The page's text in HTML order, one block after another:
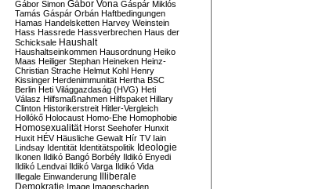
Gábor Simon Gábor Vona Gáspár Miklós
Tamás Gáspár Orbán Haftbedingungen
Hamas Handelsketten Harvey Weinstein
Hass Hassrede Hassverbrechen Haus der
Schicksale Haushalt
Haushaltseinkommen Hausordnung Heiko
Maas Heiliger Stephan Heineken Heinz-
Christian Strache Helmut Kohl Henry
Kissinger Herdenimmunität Hertha BSC
Berlin Heti Világgazdaság (HVG) Heti
Válasz Hilfsmaßnahmen Hilfspaket Hillary
Clinton Historikerstreit Hitler-Vergleich
Hollókő Holocaust Homo-Ehe Homophobie
Homosexualität Horst Seehofer Hunxit
Huxit HÉV Häusliche Gewalt Hír TV Iain
Lindsay Identität Identitätspolitik Ideologie
Ikonen Ildikó Bangó Borbély Ildikó Enyedi
Ildikó Lendvai Ildikó Varga Ildikó Vida
Illegale Einwanderung Illiberale
Demokratie Image Imageschaden